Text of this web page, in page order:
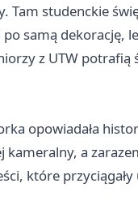
Tam studenckie
samą dekorację,
z UTW
opowiadała
a
które